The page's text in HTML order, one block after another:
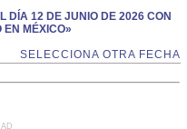
DÍA 12 DE JUNIO DE 2026 CON
MÉXICO»
SELECCIONA OTRA FECHA